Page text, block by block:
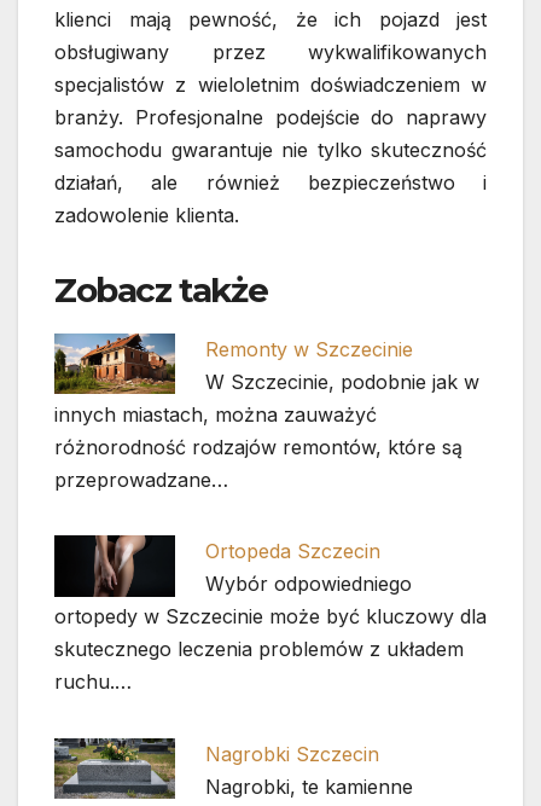
klienci mają pewność, że ich pojazd jest
obsługiwany przez wykwalifikowanych
specjalistów z wieloletnim doświadczeniem w
branży. Profesjonalne podejście do naprawy
samochodu gwarantuje nie tylko skuteczność
działań, ale również bezpieczeństwo i
zadowolenie klienta.
Zobacz także
Remonty w Szczecinie
W Szczecinie, podobnie jak w
innych miastach, można zauważyć
różnorodność rodzajów remontów, które są
przeprowadzane…
Ortopeda Szczecin
Wybór odpowiedniego
ortopedy w Szczecinie może być kluczowy dla
skutecznego leczenia problemów z układem
ruchu.…
Nagrobki Szczecin
Nagrobki, te kamienne